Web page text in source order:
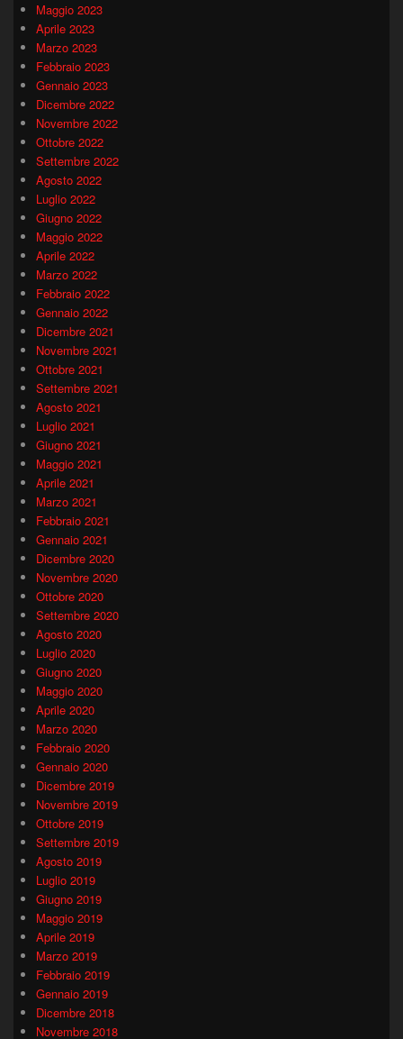
Maggio 2023
Aprile 2023
Marzo 2023
Febbraio 2023
Gennaio 2023
Dicembre 2022
Novembre 2022
Ottobre 2022
Settembre 2022
Agosto 2022
Luglio 2022
Giugno 2022
Maggio 2022
Aprile 2022
Marzo 2022
Febbraio 2022
Gennaio 2022
Dicembre 2021
Novembre 2021
Ottobre 2021
Settembre 2021
Agosto 2021
Luglio 2021
Giugno 2021
Maggio 2021
Aprile 2021
Marzo 2021
Febbraio 2021
Gennaio 2021
Dicembre 2020
Novembre 2020
Ottobre 2020
Settembre 2020
Agosto 2020
Luglio 2020
Giugno 2020
Maggio 2020
Aprile 2020
Marzo 2020
Febbraio 2020
Gennaio 2020
Dicembre 2019
Novembre 2019
Ottobre 2019
Settembre 2019
Agosto 2019
Luglio 2019
Giugno 2019
Maggio 2019
Aprile 2019
Marzo 2019
Febbraio 2019
Gennaio 2019
Dicembre 2018
Novembre 2018